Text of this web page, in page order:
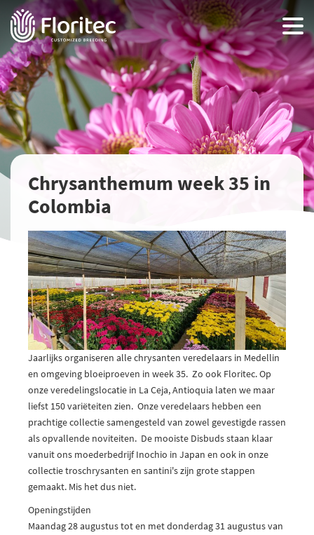
Chrysanthemum week 35 in
Colombia
Jaarlijks organiseren alle chrysanten veredelaars in Medellin
en omgeving bloeiproeven in week 35. Zo ook Floritec. Op
onze veredelingslocatie in La Ceja, Antioquia laten we maar
liefst 150 variëteiten zien. Onze veredelaars hebben een
prachtige collectie samengesteld van zowel gevestigde rassen
als opvallende noviteiten. De mooiste Disbuds staan klaar
vanuit ons moederbedrijf Inochio in Japan en ook in onze
collectie troschrysanten en santini's zijn grote stappen
gemaakt. Mis het dus niet.
Openingstijden
Maandag 28 augustus tot en met donderdag 31 augustus van